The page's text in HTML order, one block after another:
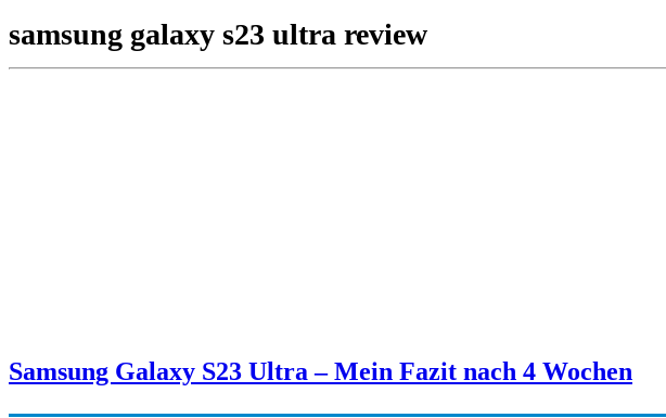
samsung galaxy s23 ultra review
Samsung Galaxy S23 Ultra – Mein Fazit nach 4 Wochen